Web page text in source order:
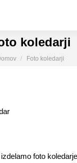
koledarji
are here:Foto koledarji
foto